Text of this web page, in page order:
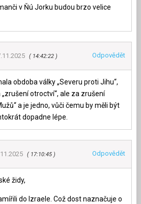
v Ňú Jorku budou brzo velice
14:42:22 Odpovědět
obdoba války „Severu proti Jihu“,
otroctví“, ale za zrušení
a je jedno, vůči čemu by měli být
dopadne lépe.
17:10:45 Odpovědět
židy,
do Izraele. Což dost naznačuje o